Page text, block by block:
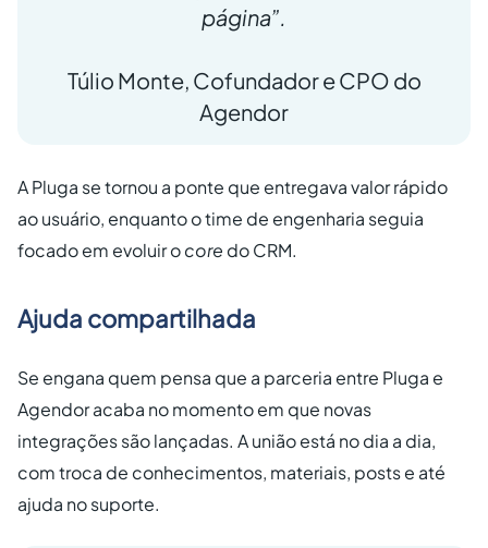
página”.
Túlio Monte, Cofundador e CPO do
Agendor
A Pluga se tornou a ponte que entregava valor rápido
ao usuário, enquanto o time de engenharia seguia
focado em evoluir ocore do CRM.
Ajuda compartilhada
Se engana quem pensa que a parceria entre Pluga e
Agendor acaba no momento em que novas
integrações são lançadas. A união está no dia a dia,
com troca de conhecimentos, materiais, posts e até
ajuda no suporte.